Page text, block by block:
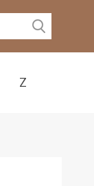
Z